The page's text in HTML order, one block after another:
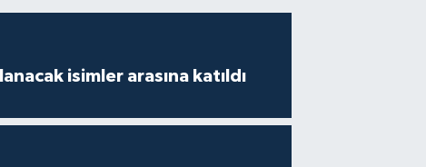
isimler arasına katıldı